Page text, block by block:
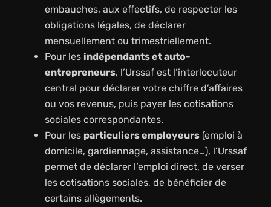
embauches, aux effectifs, de respecter les
obligations légales, de déclarer
mensuellement ou trimestriellement.
Pour les indépendants et auto-
entrepreneurs, l’Urssaf est l’interlocuteur
central pour déclarer votre chiffre d’affaires
ou vos revenus, puis payer les cotisations
sociales correspondantes.
Pour les particuliers employeurs(emploi à
domicile, gardiennage, assistance…), l’Urssaf
permet de déclarer l’emploi direct, de verser
les cotisations sociales, de bénéficier de
certains allègements.